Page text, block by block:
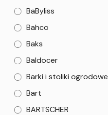
BaByliss
Bahco
Baks
Baldocer
Barki i stoliki ogrodowe
Bart
BARTSCHER